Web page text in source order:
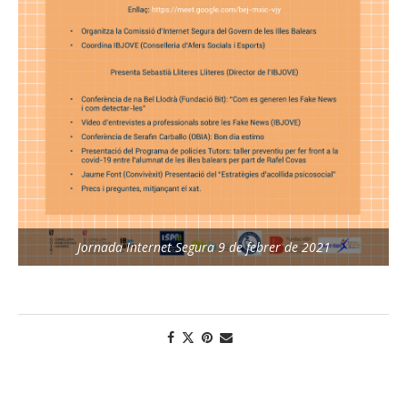
Jornada Internet Segura 9 de febrer de 2021